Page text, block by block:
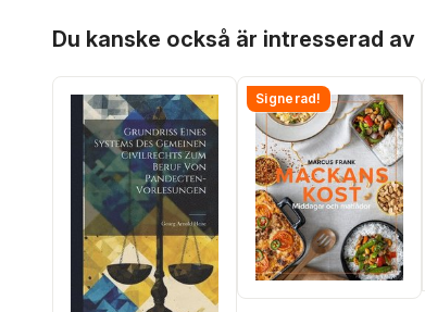
Du kanske också är intresserad av
Signerad!